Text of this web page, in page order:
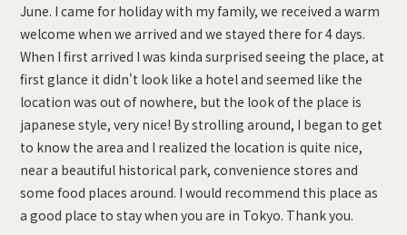
プチグランデミ
ヤビ
利用規約
FAQ
家具付き物件
トップ
空室一覧
お客様の声
利用規約
FAQ
概要
空室一覧
各種書類一覧
契約の流れ
June. I came for holiday with my family, we received a warm
welcome when we arrived and we stayed there for 4 days.
When I first arrived I was kinda surprised seeing the place, at
first glance it didn't look like a hotel and seemed like the
location was out of nowhere, but the look of the place is
japanese style, very nice! By strolling around, I began to get
to know the area and I realized the location is quite nice,
near a beautiful historical park, convenience stores and
some food places around. I would recommend this place as
a good place to stay when you are in Tokyo. Thank you.